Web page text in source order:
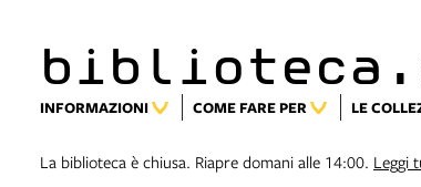
INFORMAZIONI COME FARE PER LE
La biblioteca è chiusa. Riapre domani alle 14:00. Leggi